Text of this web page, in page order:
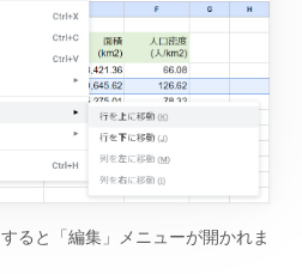
すると「編集」メニューが開かれま